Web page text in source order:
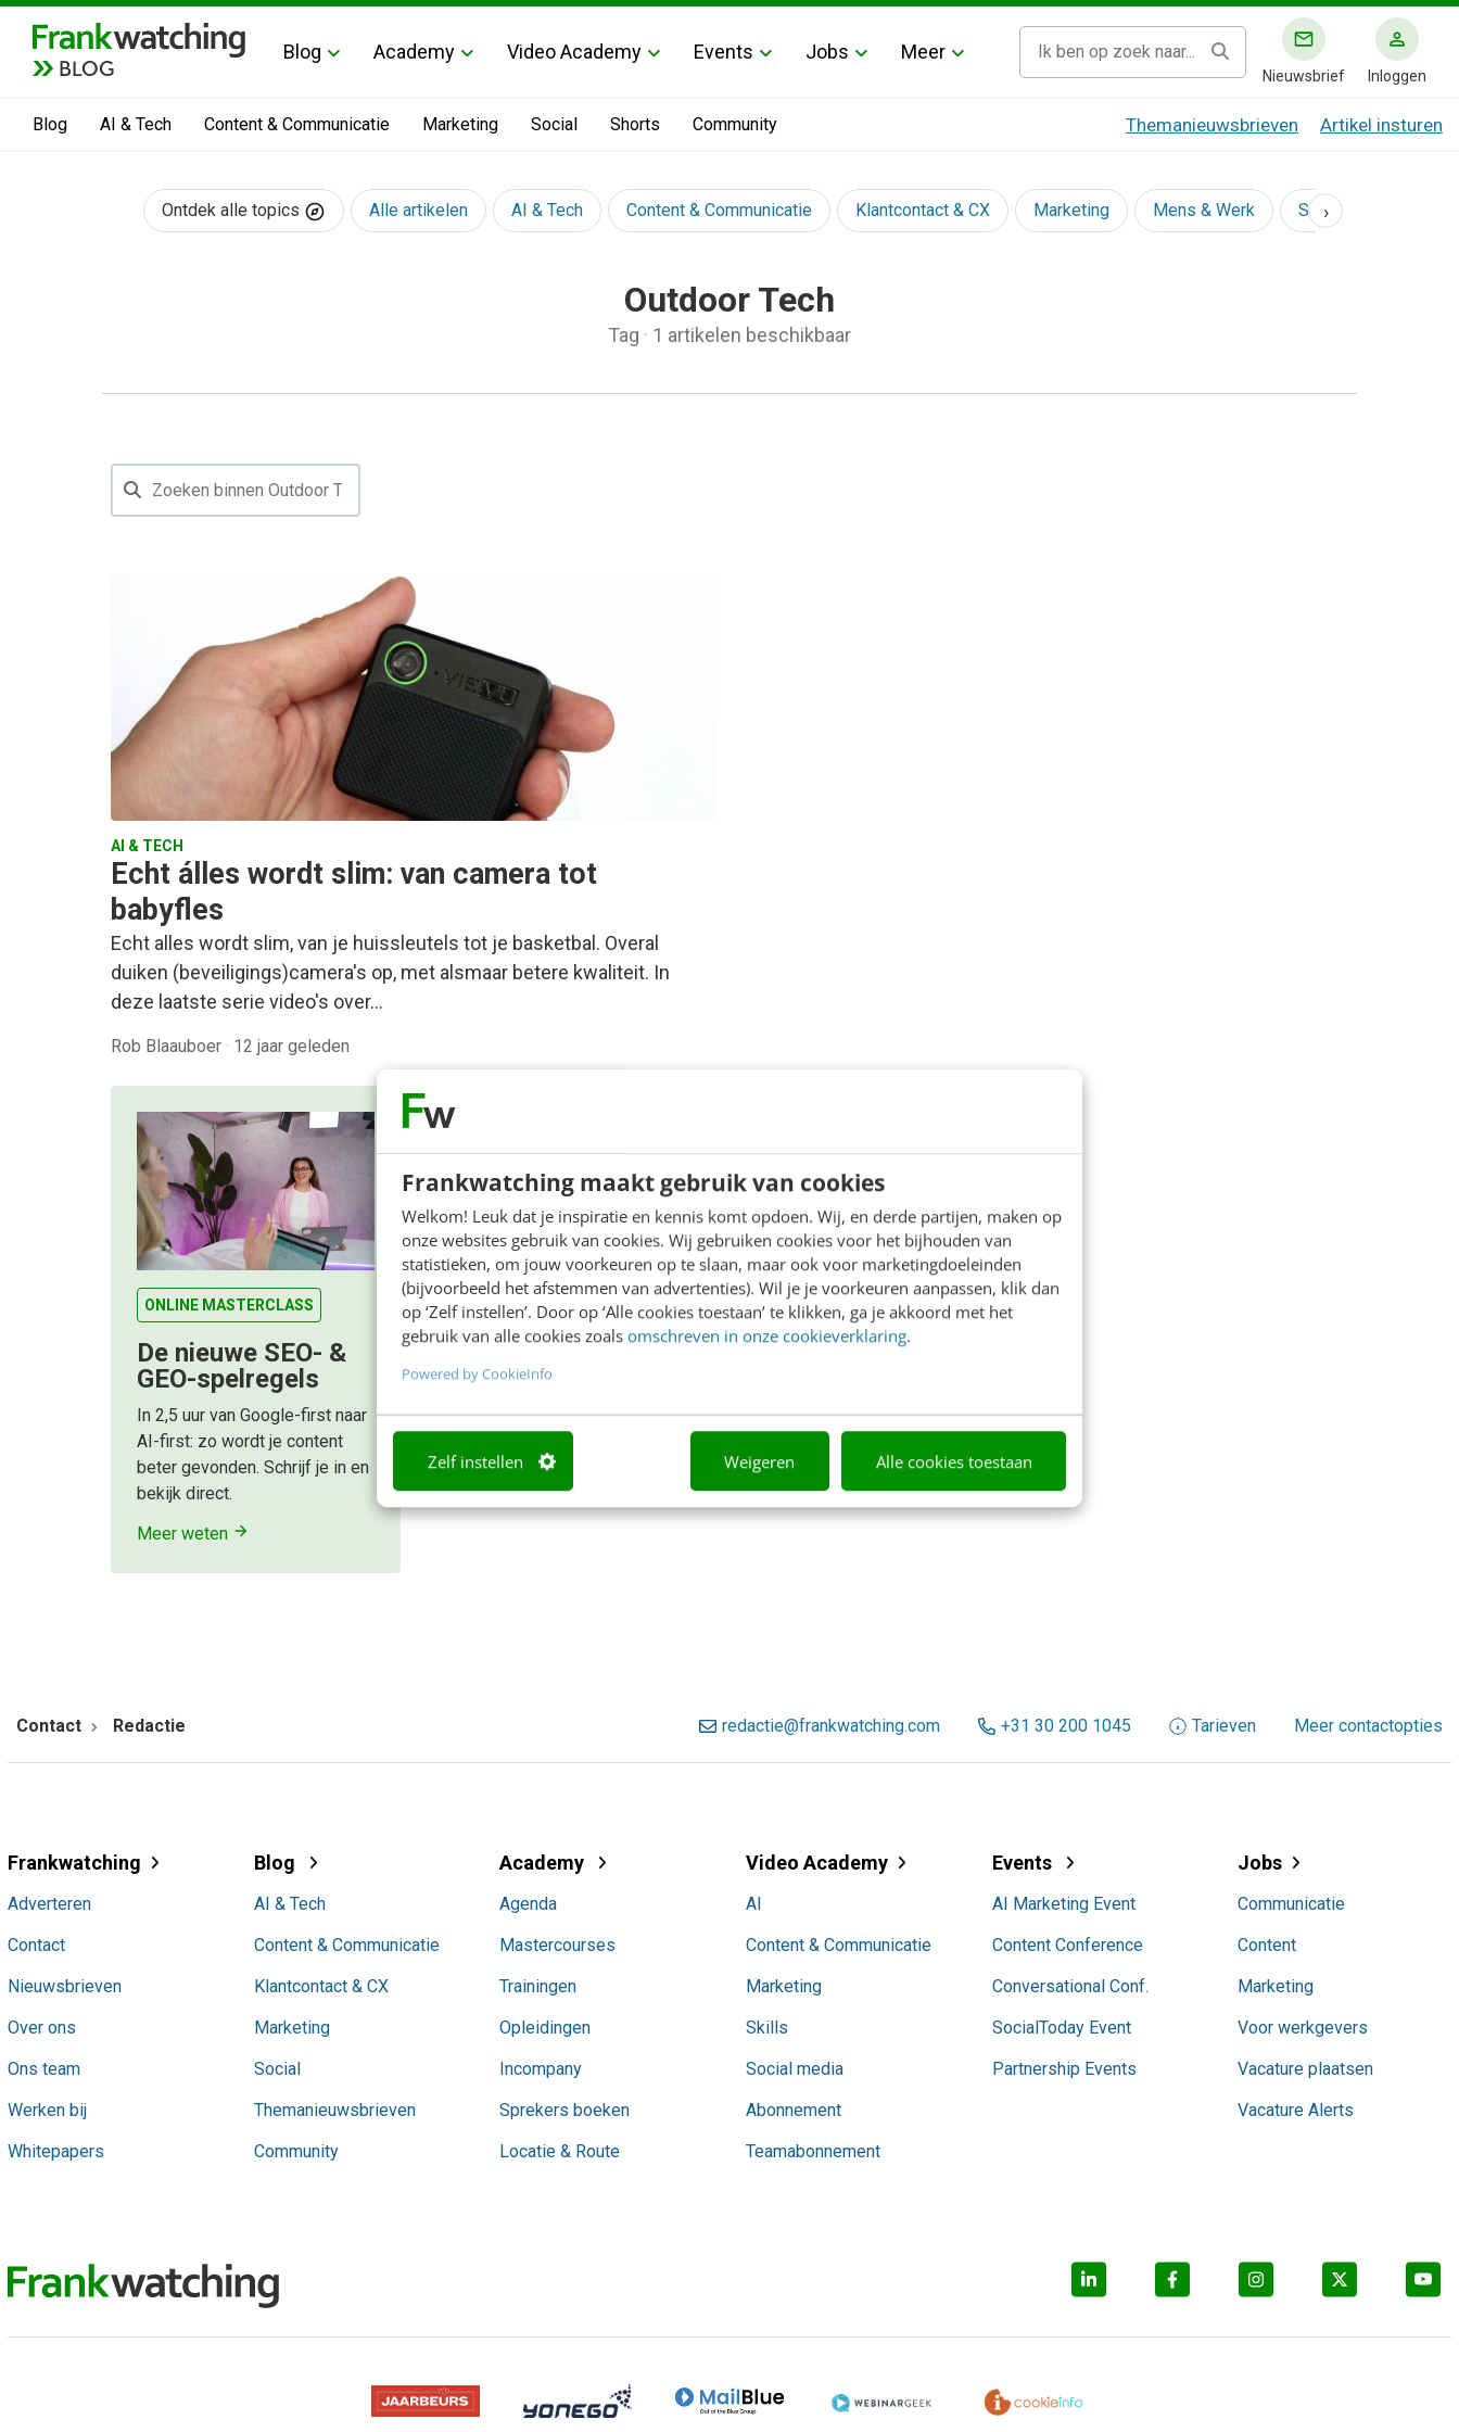
Frankwatching maakt gebruik van cookies
Welkom! Leuk dat je inspiratie en kennis komt opdoen. Wij, en derde partijen, maken op
onze websites gebruik van cookies. Wij gebruiken cookies voor het bijhouden van
statistieken, om jouw voorkeuren op te slaan, maar ook voor marketingdoeleinden
(bijvoorbeeld het afstemmen van advertenties). Wil je je voorkeuren aanpassen, klik dan
op ‘Zelf instellen’. Door op ‘Alle cookies toestaan’ te klikken, ga je akkoord met het
gebruik van alle cookies zoals omschreven in onze cookieverklaring.
Powered by CookieInfo
Zelf instellen Weigeren Alle cookies toestaan
BLOG
Blog Academy Video Academy Events Jobs Meer
Nieuwsbrief Inloggen
Blog AI & Tech Content & Communicatie Marketing Social Shorts Community Themanieuwsbrieven Artikel insturen
Ontdek alle topics Alle artikelen AI & Tech Content & Communicatie Klantcontact & CX Marketing Mens & Werk Social
›
Outdoor Tech
Tag · 1 artikelen beschikbaar
AI & TECH
Echt álles wordt slim: van camera tot
babyfles
Echt alles wordt slim, van je huissleutels tot je basketbal. Overal
duiken (beveiligings)camera's op, met alsmaar betere kwaliteit. In
deze laatste serie video's over…
Rob Blaauboer · 12 jaar geleden
ONLINE MASTERCLASS
De nieuwe SEO- &
GEO-spelregels
In 2,5 uur van Google-first naar
AI-first: zo wordt je content
beter gevonden. Schrijf je in en
bekijk direct.
Meer weten
Contact Redactie redactie@frankwatching.com +31 30 200 1045 Tarieven Meer contactopties
Frankwatching
Adverteren
Contact
Nieuwsbrieven
Over ons
Ons team
Werken bij
Whitepapers
Blog
AI & Tech
Content & Communicatie
Klantcontact & CX
Marketing
Social
Themanieuwsbrieven
Community
Academy
Agenda
Mastercourses
Trainingen
Opleidingen
Incompany
Sprekers boeken
Locatie & Route
Video Academy
AI
Content & Communicatie
Marketing
Skills
Social media
Abonnement
Teamabonnement
Events
AI Marketing Event
Content Conference
Conversational Conf.
SocialToday Event
Partnership Events
Jobs
Communicatie
Content
Marketing
Voor werkgevers
Vacature plaatsen
Vacature Alerts